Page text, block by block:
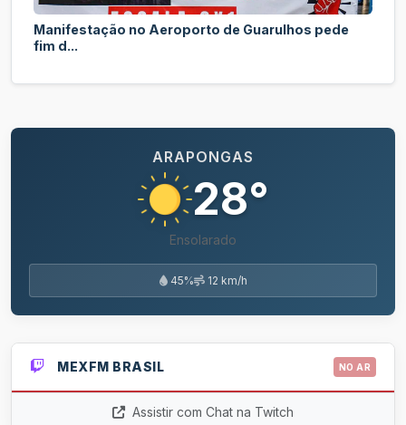
Manifestação no Aeroporto de Guarulhos pede
fim d...
ARAPONGAS
28°
Ensolarado
45% 12 km/h
MEXFM BRASIL NO AR
Assistir com Chat na Twitch